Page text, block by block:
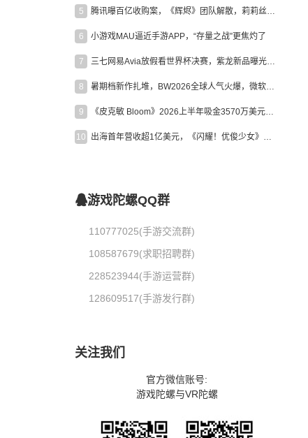
5 腾讯曝百亿收购案，《辉烬》团队解散，莉莉丝新作曝光｜陀螺周报
6 小游戏MAU逼近手游APP，“存量之战”更焦灼了
7 三七网易Avia放假看世界杯决赛，紫龙新品曝光，米哈游新作上线 | 陀螺周报
8 暑期档新作扎堆，BW2026全球人气火爆，微软XBOX大裁员|陀螺周报
9 《皮克敏 Bloom》2026上半年吸金3570万美元，中国台湾成最大市场
10 出海首年营收超1亿美元，《闪耀！优俊少女》美国市场占比达七成
游戏陀螺QQ群
110777025(手游交流群)
108587679(求职招聘群)
228523944(手游运营群)
128609517(手游发行群)
关注我们
官方微信账号:
游戏陀螺与VR陀螺